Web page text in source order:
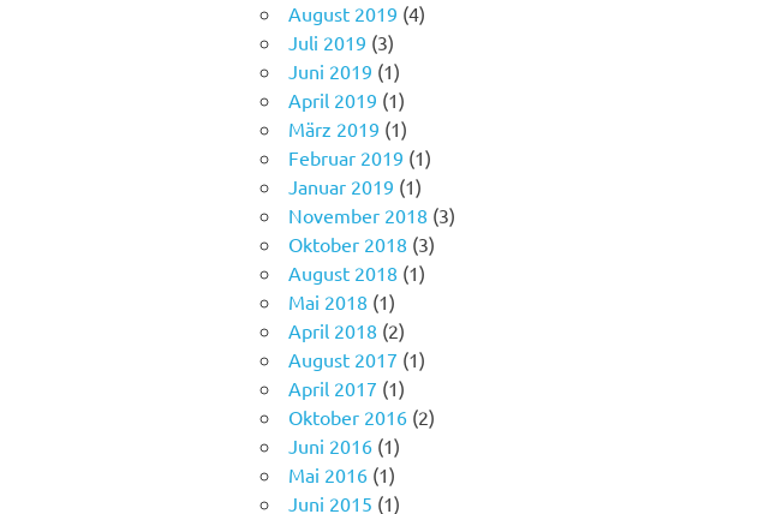
August 2019 (4)
Juli 2019 (3)
Juni 2019 (1)
April 2019 (1)
März 2019 (1)
Februar 2019 (1)
Januar 2019 (1)
November 2018 (3)
Oktober 2018 (3)
August 2018 (1)
Mai 2018 (1)
April 2018 (2)
August 2017 (1)
April 2017 (1)
Oktober 2016 (2)
Juni 2016 (1)
Mai 2016 (1)
Juni 2015 (1)